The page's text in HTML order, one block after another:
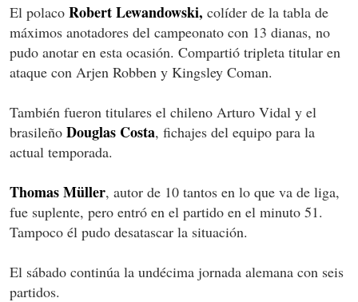
El polaco Robert Lewandowski, colíder de la tabla de
máximos anotadores del campeonato con 13 dianas, no
pudo anotar en esta ocasión. Compartió tripleta titular en
ataque con Arjen Robben y Kingsley Coman.
También fueron titulares el chileno Arturo Vidal y el
brasileño Douglas Costa, fichajes del equipo para la
actual temporada.
Thomas Müller, autor de 10 tantos en lo que va de liga,
fue suplente, pero entró en el partido en el minuto 51.
Tampoco él pudo desatascar la situación.
El sábado continúa la undécima jornada alemana con seis
partidos.